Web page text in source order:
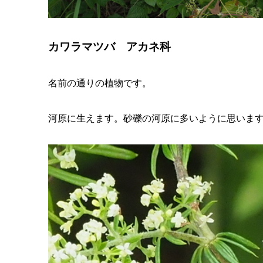
カワラマツバ アカネ科
名前の通りの植物です。
河原に生えます。砂礫の河原に多いように思いま